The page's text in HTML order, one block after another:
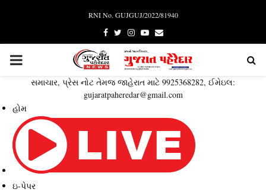
RNI No. GUJGUJ/2022/81940
Facebook
TwitterInstagram
YoutubeEmail
PRIMARY
MENU
સમાચાર, પ્રેસ નોટ તેમજ જાહેરાત માટે 9925368282, ઈમેઇલ:
gujaratpaheredar@gmail.com
હોમ
ઇ-પેપર